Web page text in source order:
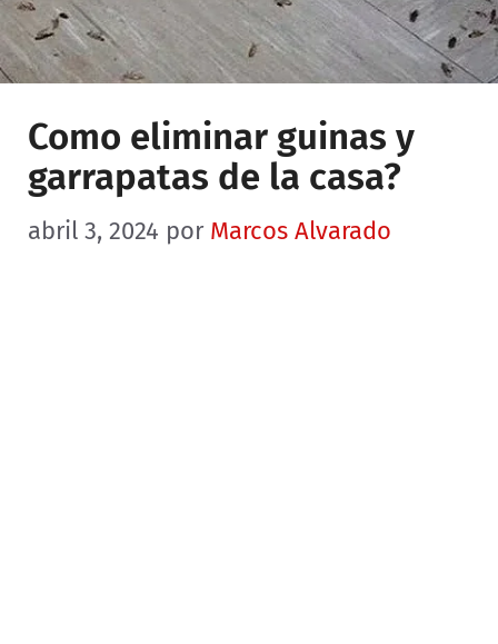
Como eliminar guinas y
garrapatas de la casa?
abril 3, 2024 por Marcos Alvarado